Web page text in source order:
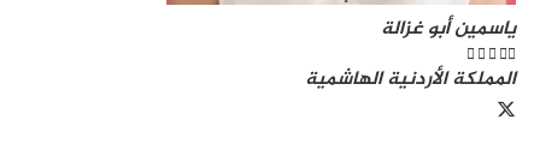
ياسمين أبو غزالة
   
المملكة الأردنية الهاشمية